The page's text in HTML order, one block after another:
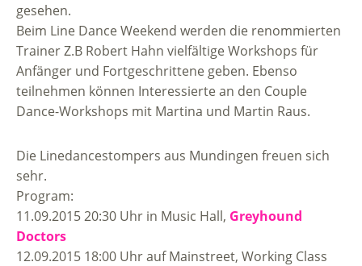
gesehen.
Beim Line Dance Weekend werden die renommierten
Trainer Z.B Robert Hahn vielfältige Workshops für
Anfänger und Fortgeschrittene geben. Ebenso
teilnehmen können Interessierte an den Couple
Dance-Workshops mit Martina und Martin Raus.
Die Linedancestompers aus Mundingen freuen sich
sehr.
Program:
11.09.2015 20:30 Uhr in Music Hall, Greyhound
Doctors
12.09.2015 18:00 Uhr auf Mainstreet, Working Class